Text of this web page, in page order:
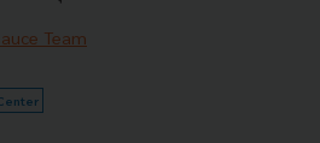
Team